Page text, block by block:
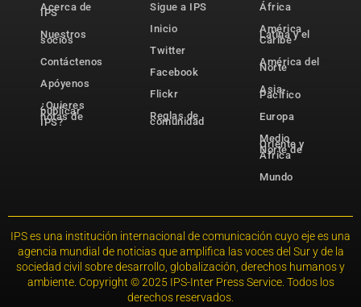
Acerca de
IPS
Nuestros
socios
Contáctenos
Apóyenos
¿Quieres
publicar
notas de
IPS?
Sigue a IPS
Inicio
Twitter
Facebook
Flickr
Reglas de
comunidad
África
América
Latina y el
Caribe
América del
Norte
Asia-
Pacífico
Europa
Medio
Oriente y
Norte de
África
Mundo
IPS es una institución internacional de comunicación cuyo eje es una
agencia mundial de noticias que amplifica las voces del Sur y de la
sociedad civil sobre desarrollo, globalización, derechos humanos y
ambiente. Copyright © 2025 IPS-Inter Press Service. Todos los
derechos reservados.